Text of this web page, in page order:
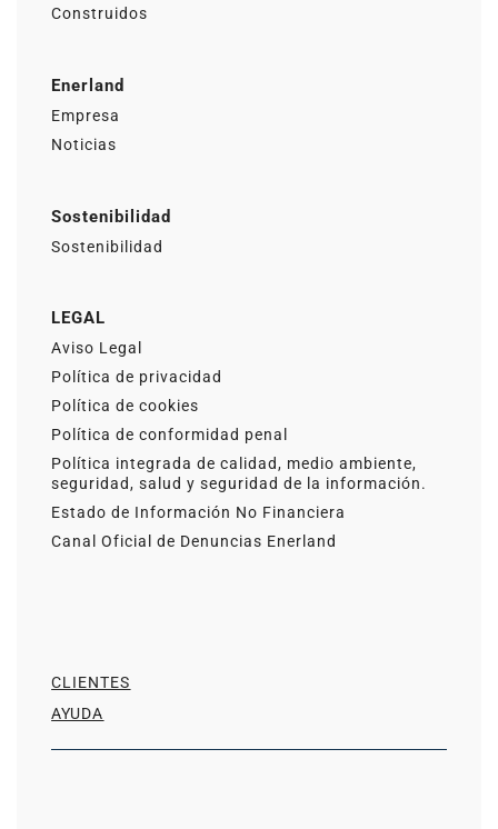
Construidos
Enerland
Empresa
Noticias
Sostenibilidad
Sostenibilidad
LEGAL
Aviso Legal
Política de privacidad
Política de cookies
Política de conformidad penal
Política integrada de calidad, medio ambiente,
seguridad, salud y seguridad de la información.
Estado de Información No Financiera
Canal Oficial de Denuncias Enerland
CLIENTES
AYUDA